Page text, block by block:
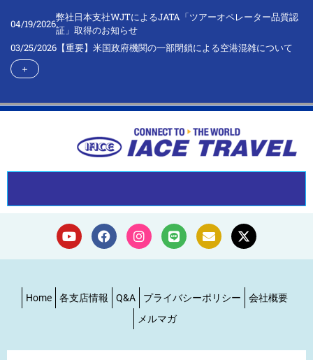
04/19/2026
弊社日本支社WJTによるJATA「ツアーオペレーター品質認
証」取得のお知らせ
03/25/2026 【重要】米国政府機関の一部閉鎖による空港混雑について
＋
Home 各支店情報 Q&A プライバシーポリシー
会社概要
メルマガ